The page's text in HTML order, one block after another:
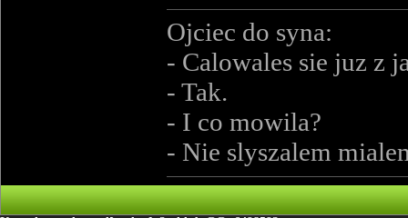
Ojciec do syna:
- Calowales sie juz z
- Tak.
- I co mowila?
- Nie slyszalem